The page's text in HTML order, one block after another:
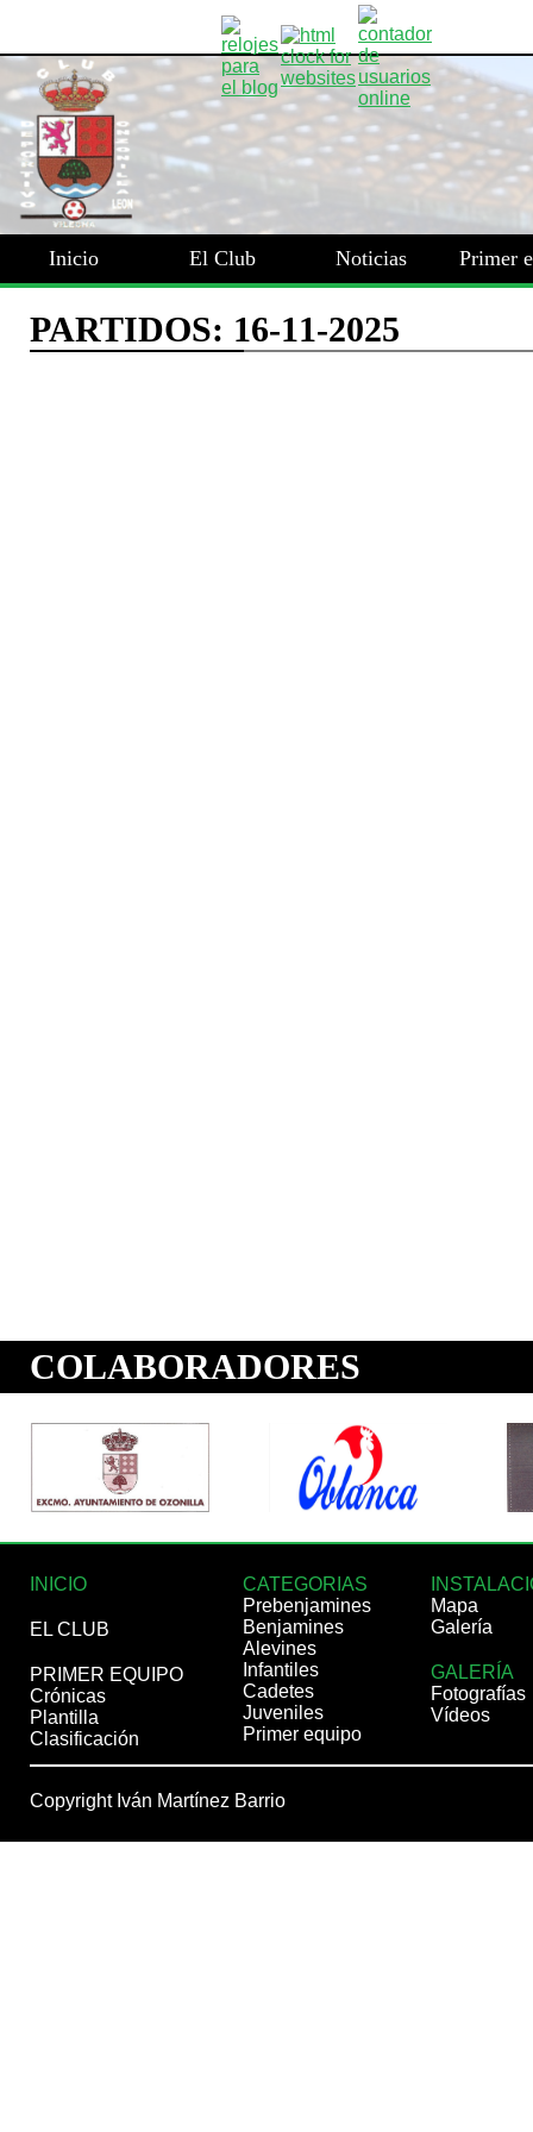
Inicio El Club Noticias Primer
INICIO
EL CLUB
PRIMER EQUIPO
Crónicas
Plantilla
Clasificación
CATEGORIAS
Prebenjamines
Benjamines
Alevines
Infantiles
Cadetes
Juveniles
Primer equipo
Mapa
Galería
GALERÍA
Fotografías
Vídeos
Copyright Iván Martínez Barrio